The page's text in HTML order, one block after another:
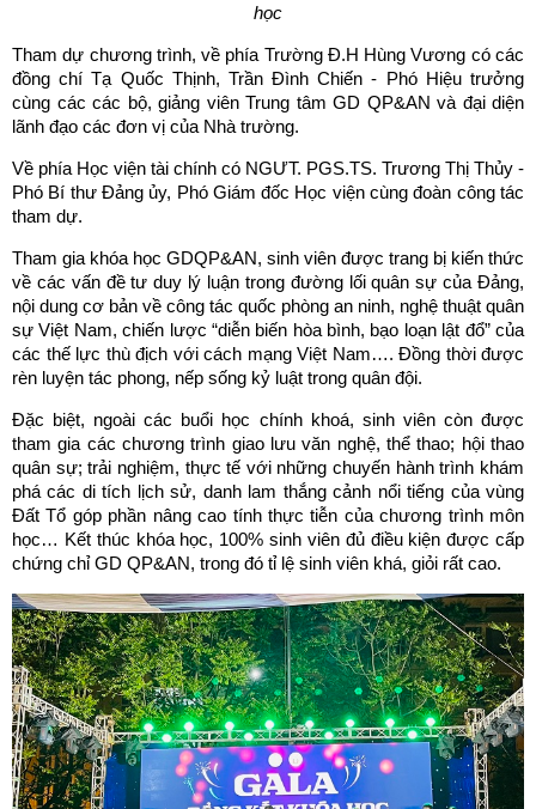
học
Tham dự chương trình, về phía Trường Đ.H Hùng Vương có các
đồng chí Tạ Quốc Thịnh, Trần Đình Chiến - Phó Hiệu trưởng
cùng các các bộ, giảng viên Trung tâm GD QP&AN và đại diện
lãnh đạo các đơn vị của Nhà trường.
Về phía Học viện tài chính có NGƯT. PGS.TS. Trương Thị Thủy -
Phó Bí thư Đảng ủy, Phó Giám đốc Học viện cùng đoàn công tác
tham dự.
Tham gia khóa học GDQP&AN, sinh viên được trang bị kiến thức
về các vấn đề tư duy lý luận trong đường lối quân sự của Đảng,
nội dung cơ bản về công tác quốc phòng an ninh, nghệ thuật quân
sự Việt Nam, chiến lược “diễn biến hòa bình, bạo loạn lật đổ” của
các thế lực thù địch với cách mạng Việt Nam…. Đồng thời được
rèn luyện tác phong, nếp sống kỷ luật trong quân đội.
Đặc biệt, ngoài các buổi học chính khoá, sinh viên còn được
tham gia các chương trình giao lưu văn nghệ, thể thao; hội thao
quân sự; trải nghiệm, thực tế với những chuyến hành trình khám
phá các di tích lịch sử, danh lam thắng cảnh nổi tiếng của vùng
Đất Tổ góp phần nâng cao tính thực tiễn của chương trình môn
học… Kết thúc khóa học, 100% sinh viên đủ điều kiện được cấp
chứng chỉ GD QP&AN, trong đó tỉ lệ sinh viên khá, giỏi rất cao.